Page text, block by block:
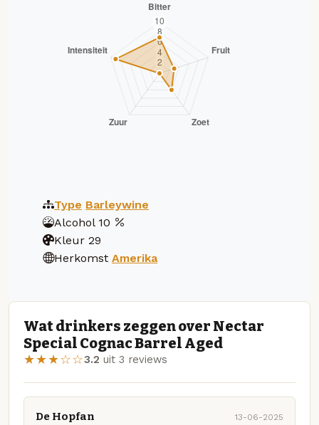
Type Barleywine
Alcohol 10
Kleur 29
Herkomst Amerika
Wat drinkers zeggen over Nectar
Special Cognac Barrel Aged
★★★☆☆3.2 uit 3 reviews
De Hopfan 13-06-2025